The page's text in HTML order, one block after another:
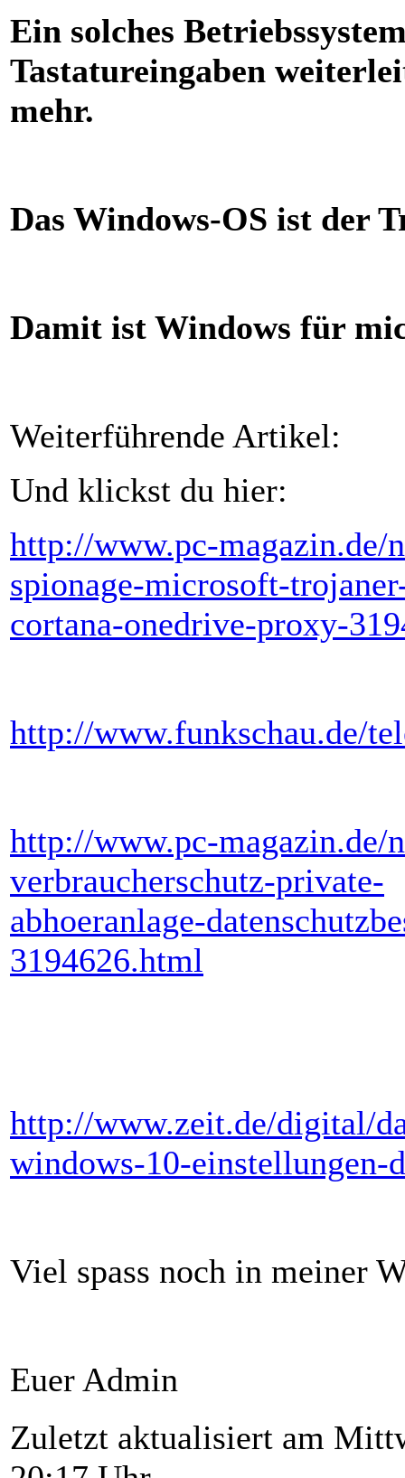
Ein solches
Tastatureingaben
mehr.
Das Windows-OS ist der
Damit ist Windows für
Weiterführende Artikel:
Und klickst du hier:
http://www.pc-magazin.de/
spionage-microsoft-
cortana-onedrive-proxy-
http://www.funkschau.de/
http://www.pc-
verbraucherschutz-private-
abhoeranlage-
3194626.html
http://www.zeit.de/digital/
windows-10-einstellungen-
Viel spass noch in meiner
Euer Admin
Zuletzt aktualisiert am